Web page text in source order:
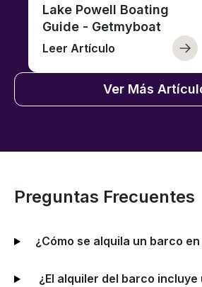
Lake Powell Boating
Guide - Getmyboat
Leer Artículo
Ver Más
Preguntas Frecuentes
¿Cómo se alquila un barco
¿El alquiler del barco incluye